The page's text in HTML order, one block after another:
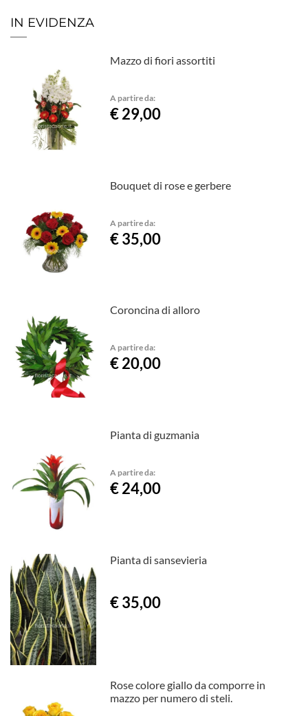
IN EVIDENZA
Mazzo di fiori assortiti
A partire da:
€ 29,00
Bouquet di rose e gerbere
A partire da:
€ 35,00
Coroncina di alloro
A partire da:
€ 20,00
Pianta di guzmania
A partire da:
€ 24,00
Pianta di sansevieria
€ 35,00
Rose colore giallo da comporre in
mazzo per numero di steli.